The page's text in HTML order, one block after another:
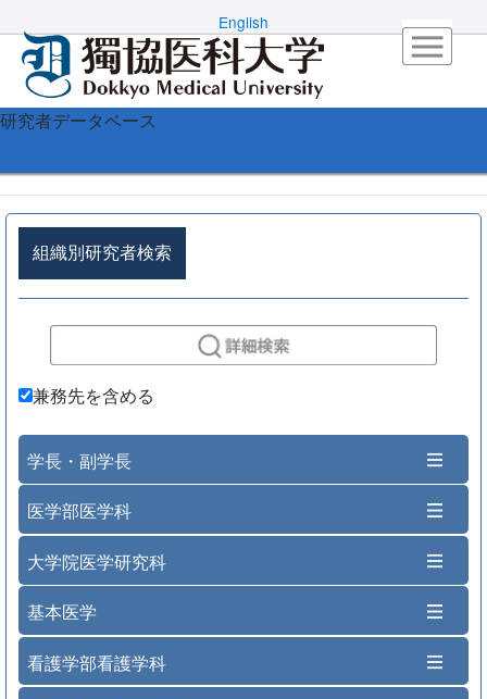
English
研究者データベース
組織別研究者検索
兼務先を含める
学長・副学長
医学部医学科
大学院医学研究科
基本医学
看護学部看護学科